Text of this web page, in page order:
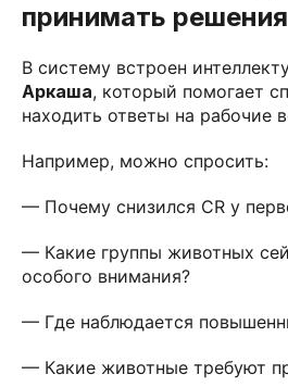
принимать решения
В систему встроен
Аркаша, который помогает
находить ответы на рабочие
Например, можно спросить:
— Почему снизился CR у
— Какие группы животных
особого внимания?
— Где наблюдается
— Какие животные требуют